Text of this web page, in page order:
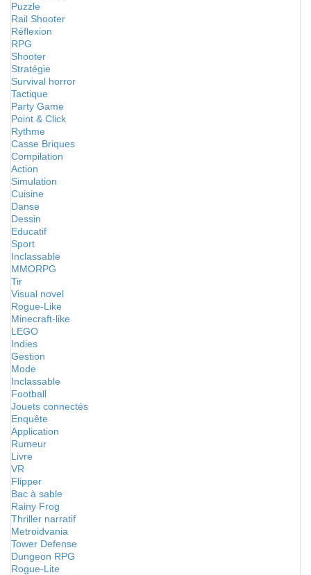
Puzzle
Rail Shooter
Réflexion
RPG
Shooter
Stratégie
Survival horror
Tactique
Party Game
Point & Click
Rythme
Casse Briques
Compilation
Action
Simulation
Cuisine
Danse
Dessin
Educatif
Sport
Inclassable
MMORPG
Tir
Visual novel
Rogue-Like
Minecraft-like
LEGO
Indies
Gestion
Mode
Inclassable
Football
Jouets connectés
Enquête
Application
Rumeur
Livre
VR
Flipper
Bac à sable
Rainy Frog
Thriller narratif
Metroidvania
Tower Defense
Dungeon RPG
Rogue-Lite